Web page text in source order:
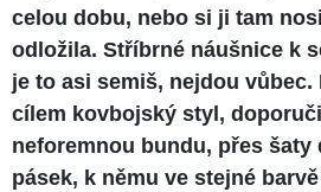
celou dobu, nebo si ji tam
odložila. Stříbrné náušnice k
je to asi semiš, nejdou vůbec.
cílem kovbojský styl,
neforemnou bundu, přes šaty
pásek, k němu ve stejné